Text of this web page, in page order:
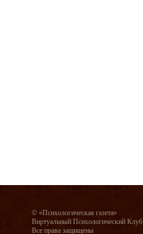
© «Психологическая газета»
Виртуальный Психологический Клуб
Все права защищены